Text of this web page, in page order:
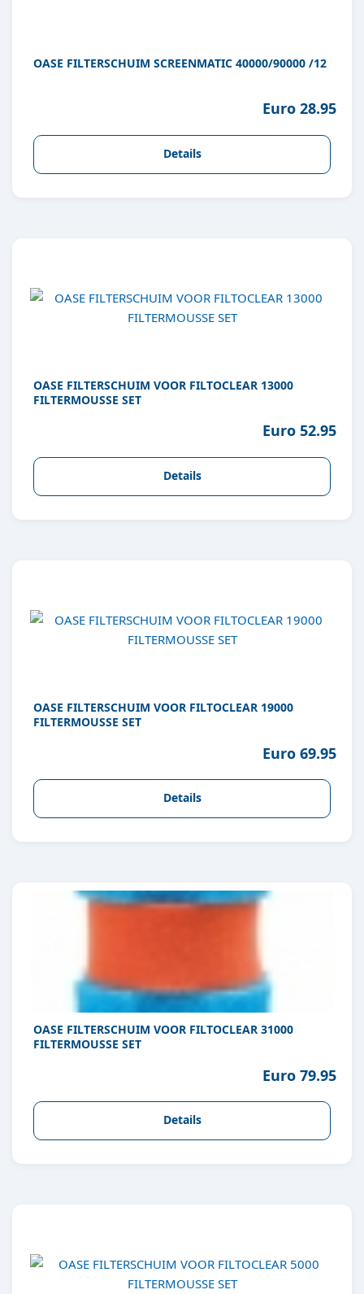
OASE FILTERSCHUIM SCREENMATIC 40000/90000 /12
Euro 28.95
Details
OASE FILTERSCHUIM VOOR FILTOCLEAR 13000
FILTERMOUSSE SET
Euro 52.95
Details
OASE FILTERSCHUIM VOOR FILTOCLEAR 19000
FILTERMOUSSE SET
Euro 69.95
Details
OASE FILTERSCHUIM VOOR FILTOCLEAR 31000
FILTERMOUSSE SET
Euro 79.95
Details